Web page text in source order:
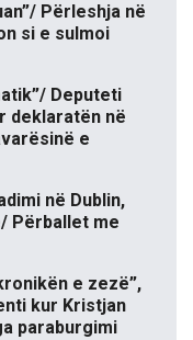
Përleshja në
si e sulmoi
Deputeti
deklaratën në
e
në Dublin,
Përballet me
e zezë”,
kur Kristjan
paraburgimi